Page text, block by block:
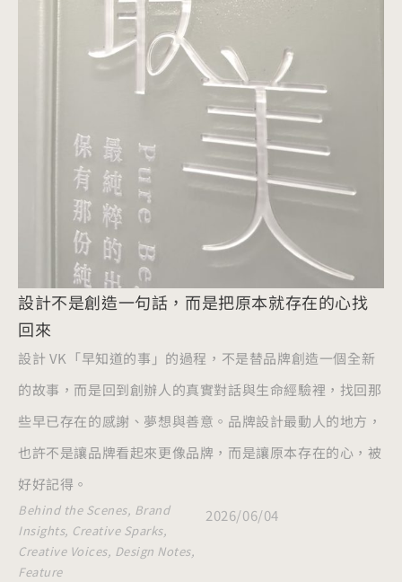
設計不是創造一句話，而是把原本就存在的心找
回來
設計 VK「早知道的事」的過程，不是替品牌創造一個全新
的故事，而是回到創辦人的真實對話與生命經驗裡，找回那
些早已存在的感謝、夢想與善意。品牌設計最動人的地方，
也許不是讓品牌看起來更像品牌，而是讓原本存在的心，被
好好記得。
Behind the Scenes, Brand
Insights, Creative Sparks,
Creative Voices, Design Notes,
Feature
2026/06/04